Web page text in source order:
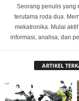
Seorang penulis yang
terutama roda dua.
mekatronika. Mulai
informasi, analisa, dan
ARTIKEL